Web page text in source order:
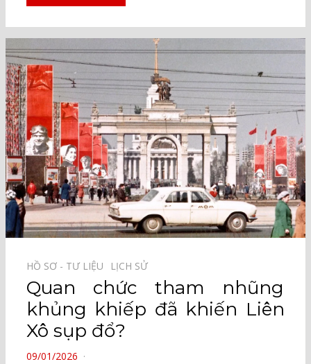
HỒ SƠ - TƯ LIỆU⠀ LỊCH SỬ⠀
Quan chức tham nhũng
khủng khiếp đã khiến Liên
Xô sụp đổ?
POSTED
09/01/2026